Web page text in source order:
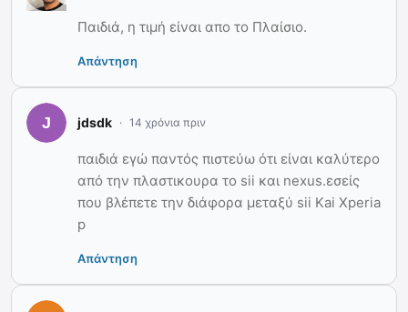
Παιδιά, η τιμή είναι απο το Πλαίσιο.
Απάντηση
jdsdk 14 χρόνια πριν
παιδιά εγώ παντός πιστεύω ότι είναι καλύτερο
από την πλαστικουρα το sii και nexus.εσείς
που βλέπετε την διάφορα μεταξύ sii Kai Xperia
p
Απάντηση